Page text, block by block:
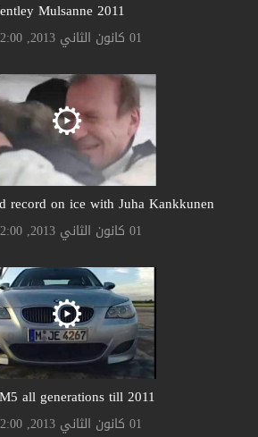
Mulsanne 2011
01 كانون الثاني 2013, 12:00 ص
record on ice with Juha Kankkunen
01 كانون الثاني 2013, 12:00 ص
all generations till 2011
01 كانون الثاني 2013, 12:00 ص